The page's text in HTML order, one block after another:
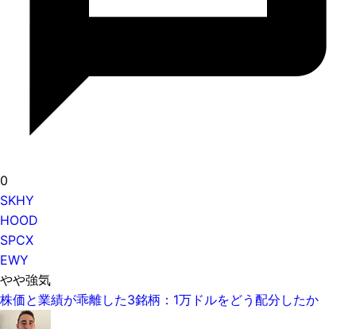
0
SKHY
HOOD
SPCX
EWY
やや強気
株価と業績が乖離した3銘柄：1万ドルをどう配分したか